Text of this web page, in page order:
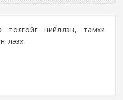
толгойг нийлүүлэн, тамхи
үлээх